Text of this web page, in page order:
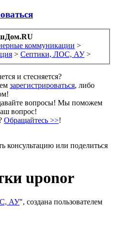
коммуникации >
> Септики, ЛОС, АУ >
и стесняется?
зарегистрироваться, либо
вопросы! Мы поможем
вопрос!
Обращайтесь >>!
консультацию или поделиться
uponor
АУ", создана пользователем